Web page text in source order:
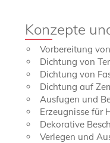
Konzepte
Vorbereitung
Dichtung von
Dichtung von
Dichtung auf
Ausfugen und
Erzeugnisse für
Dekorative
Verlegen und